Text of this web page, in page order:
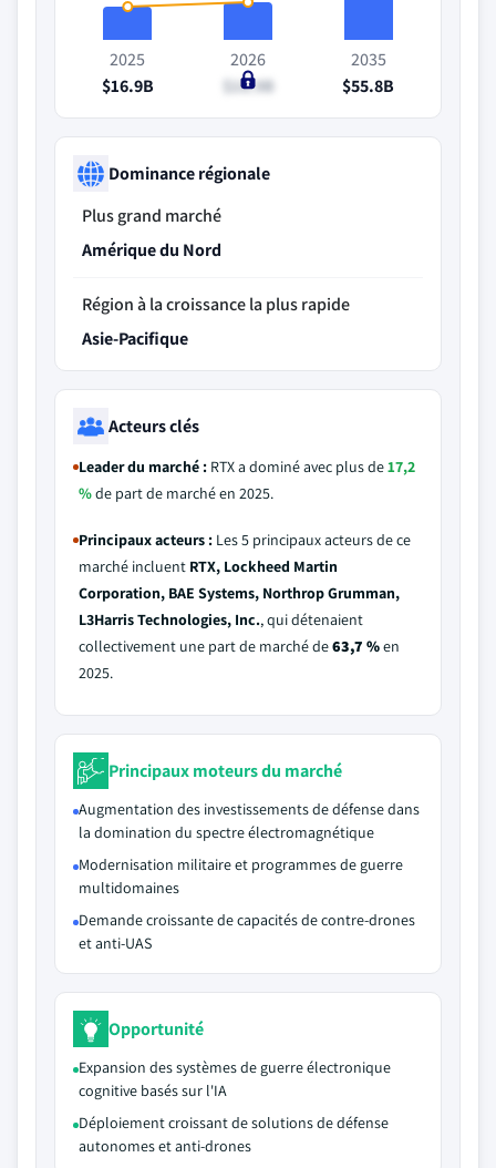
2025
$16.9B
2026
$18.9B
2035
$55.8B
Dominance régionale
Plus grand marché
Amérique du Nord
Région à la croissance la plus rapide
Asie-Pacifique
Acteurs clés
Leader du marché : RTX a dominé avec plus de17,2
%de part de marché en 2025.
Principaux acteurs : Les 5 principaux acteurs de ce
marché incluent RTX, Lockheed Martin
Corporation, BAE Systems, Northrop Grumman,
L3Harris Technologies, Inc., qui détenaient
collectivement une part de marché de63,7 %en
2025.
Principaux moteurs du marché
Augmentation des investissements de défense dans
la domination du spectre électromagnétique
Modernisation militaire et programmes de guerre
multidomaines
Demande croissante de capacités de contre-drones
et anti-UAS
Opportunité
Expansion des systèmes de guerre électronique
cognitive basés sur l'IA
Déploiement croissant de solutions de défense
autonomes et anti-drones